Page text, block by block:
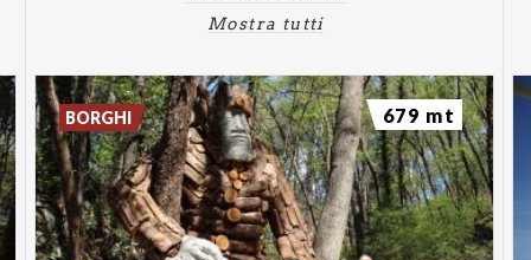
Mostra tutti
BORGHI 679 mt